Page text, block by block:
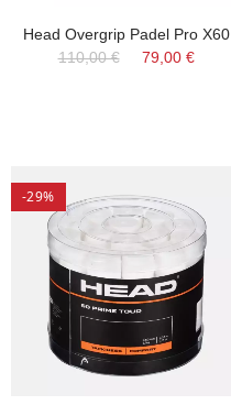
Head Overgrip Padel Pro X60
110,00 €
79,00 €
-29%